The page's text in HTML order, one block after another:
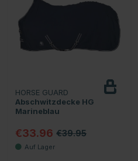
HORSE GUARD
Abschwitzdecke HG
Marineblau
€33.96 €39.95